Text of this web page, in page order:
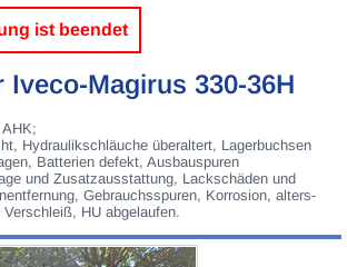
ist beendet
Magirus 330-36H
Hydraulikschläuche überaltert, Lagerbuchsen
Batterien defekt, Ausbauspuren
und Zusatzausstattung, Lackschäden und
Gebrauchsspuren, Korrosion, alters-
HU abgelaufen.